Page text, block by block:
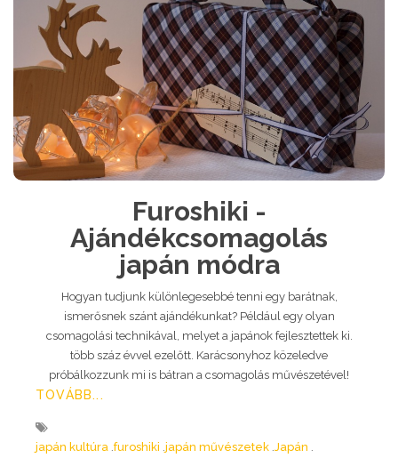
Furoshiki -
Ajándékcsomagolás
japán módra
Hogyan tudjunk különlegesebbé tenni egy barátnak,
ismerősnek szánt ajándékunkat? Például egy olyan
csomagolási technikával, melyet a japánok fejlesztettek ki.
több száz évvel ezelőtt. Karácsonyhoz közeledve
próbálkozzunk mi is bátran a csomagolás művészetével!
TOVÁBB...
japán kultúra furoshiki japán művészetek Japán